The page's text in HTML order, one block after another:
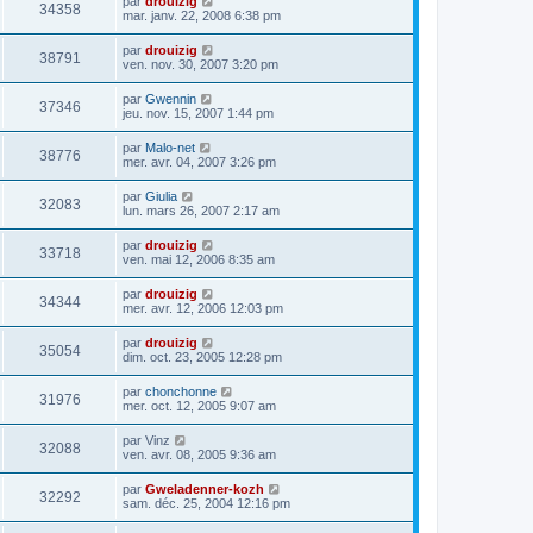
34358
mar. janv. 22, 2008 6:38 pm
38791 par drouizig
ven. nov. 30, 2007 3:20 pm
37346 par Gwennin
jeu. nov. 15, 2007 1:44 pm
38776 par Malo-net
mer. avr. 04, 2007 3:26 pm
32083 par Giulia
lun. mars 26, 2007 2:17 am
33718 par drouizig
ven. mai 12, 2006 8:35 am
34344 par drouizig
mer. avr. 12, 2006 12:03 pm
35054 par drouizig
dim. oct. 23, 2005 12:28 pm
31976 par chonchonne
mer. oct. 12, 2005 9:07 am
32088 par Vinz
ven. avr. 08, 2005 9:36 am
32292 par Gweladenner-kozh
sam. déc. 25, 2004 12:16 pm